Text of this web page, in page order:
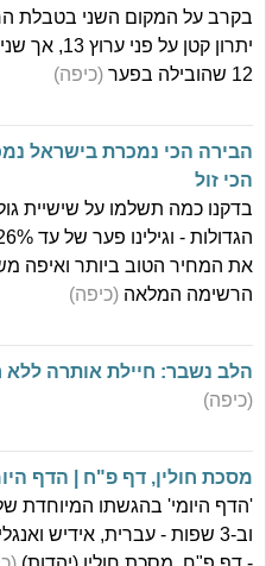
יתרון קטן
12 שהובילה בפער
(כיפה)
הבירה הכי נמכרת בישראל
הכי זול
בדקנו כמה תשלמו על שישיית
את המחיר הטוב ביותר ואיפה
הרשימה המלאה (כיפה)
הלב נשבר: חיילת אותרה ללא
(כיפה)
מסכת חולין, דף פ"ח | הדף היומי ב-10 דקות •
וב-3 שפות - עברית, אידיש